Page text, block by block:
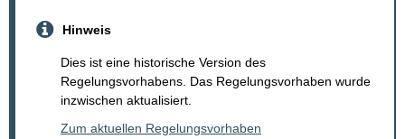
Hinweis
Dies ist eine historische Version des
Regelungsvorhabens. Das Regelungsvorhaben wurde
inzwischen aktualisiert.
Zum aktuellen Regelungsvorhaben